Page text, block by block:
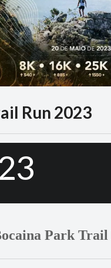
Run 2023
Park Trail